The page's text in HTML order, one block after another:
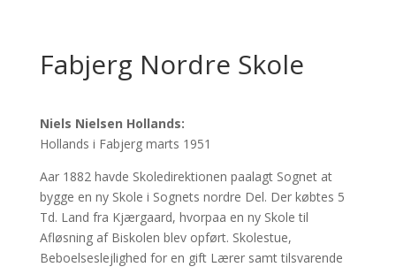
Fabjerg Nordre Skole
Niels Nielsen Hollands:
Hollands i Fabjerg marts 1951
Aar 1882 havde Skoledirektionen paalagt Sognet at
bygge en ny Skole i Sognets nordre Del. Der købtes 5
Td. Land fra Kjærgaard, hvorpaa en ny Skole til
Afløsning af Biskolen blev opført. Skolestue,
Beboelseslejlighed for en gift Lærer samt tilsvarende